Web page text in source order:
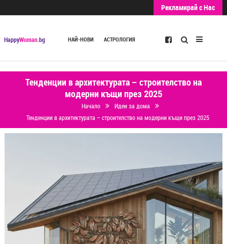
Рекламирай с Нас
HappyWoman.bg НАЙ-НОВИ АСТРОЛОГИЯ Търсене
Тенденции в архитектурата – строителство на
модерни къщи през 2025
Начало
Идеи за дома
Тенденции в архитектурата – строителство на модерни къщи през 2025